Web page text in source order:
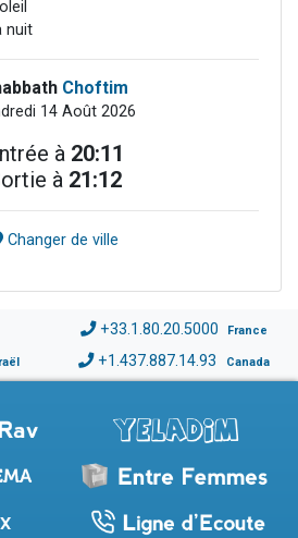
nuit
Choftim
14 Août 2026
à 20:11
à 21:12
Changer de ville
+33.1.80.20.5000 France
+1.437.887.14.93 Canada